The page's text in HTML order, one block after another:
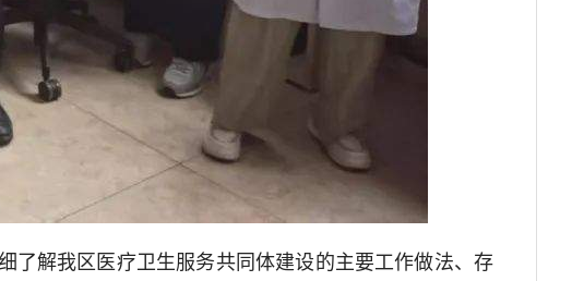
解我区医疗卫生服务共同体建设的主要工作做法、存